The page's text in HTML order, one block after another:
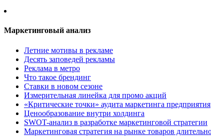
Маркетинговый анализ
Летние мотивы в рекламе
Десять заповедей рекламы
Реклама в метро
Что такое брендинг
Ставки в новом сезоне
Измерительная линейка для промо акций
«Критические точки» аудита маркетинга предприятия
Ценообразование внутри холдинга
SWOT-анализ в разработке маркетинговой стратегии
Маркетинговая стратегия на рынке товаров